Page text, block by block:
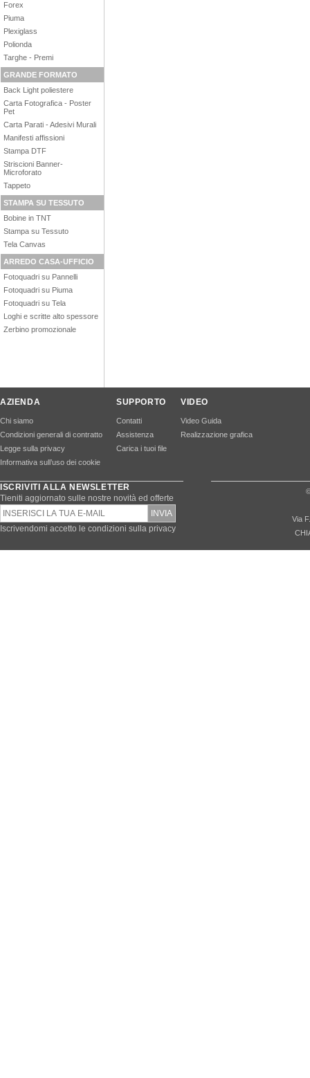
Forex
Piuma
Plexiglass
Polionda
Targhe - Premi
GRANDE FORMATO
Back Light poliestere
Carta Fotografica - Poster
Pet
Carta Parati - Adesivi Murali
Manifesti affissioni
Stampa DTF
Striscioni Banner-
Microforato
Tappeto
STAMPA SU TESSUTO
Bobine in TNT
Stampa su Tessuto
Tela Canvas
ARREDO CASA-UFFICIO
Fotoquadri su Pannelli
Fotoquadri su Piuma
Fotoquadri su Tela
Loghi e scritte alto spessore
Zerbino promozionale
AZIENDA
Chi siamo
Condizioni generali di contratto
Legge sulla privacy
Informativa sull’uso dei cookie
SUPPORTO
Contatti
Assistenza
Carica i tuoi file
VIDEO
Video Guida
Realizzazione grafica
ISCRIVITI ALLA NEWSLETTER
Tieniti aggiornato sulle nostre novità ed offerte
Iscrivendomi accetto le condizioni sulla privacy
Via